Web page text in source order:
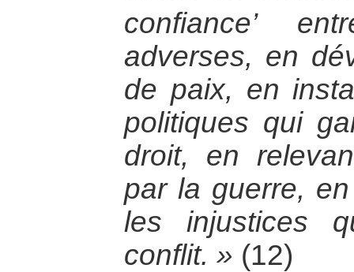
confiance’
adverses, en
de paix, en
politiques qui
droit, en
par la guerre,
les injustices
conflit. » (12)